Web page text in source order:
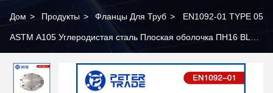
Дом > Продукты > Фланцы Для Труб > EN1092-01 TYPE 05
ASTM A105 Углеродистая сталь Плоская оболочка ПН16 BLFF